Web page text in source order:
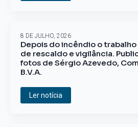
Depois do incêndio o trabalho
de rescaldo e vigilância.
fotos de Sérgio Azevedo,
B.V.A.
8 DE JULHO, 2026
Ler notícia